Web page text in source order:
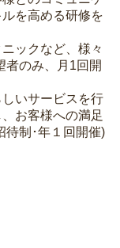
を高める研修を
ックなど、様々
者のみ、月1回開
いサービスを行
お客様への満足
待制･年１回開催)